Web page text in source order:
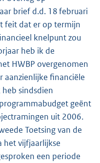
brief d.d. 18 februari
feit dat er op termijn
knelpunt zou
heb ik de
HWBP overgenomen
aanzienlijke financiële
sindsdien
geënt
uit 2006.
Toetsing van de
het vijfjaarlijkse
een periode